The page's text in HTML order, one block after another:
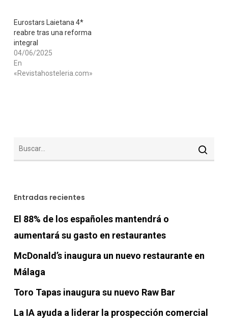
Eurostars Laietana 4*
reabre tras una reforma
integral
04/06/2025
En
«Revistahosteleria.com»
Entradas recientes
El 88% de los españoles mantendrá o
aumentará su gasto en restaurantes
McDonald’s inaugura un nuevo restaurante en
Málaga
Toro Tapas inaugura su nuevo Raw Bar
La IA ayuda a liderar la prospección comercial